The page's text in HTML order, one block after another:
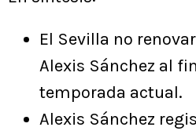
El Sevilla no
Alexis Sánchez al
temporada actual.
Alexis Sánchez